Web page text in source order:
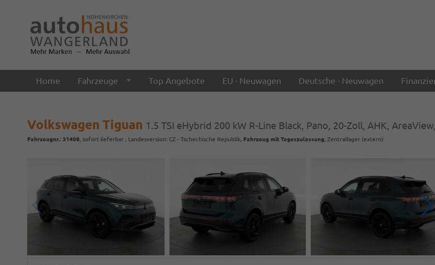
Home Fahrzeuge Top Angebote EU - Neuwagen Deutsche - Neuwagen
Volkswagen Tiguan 1.5 TSI eHybrid 200 kW R-Line Black, Pano, 20-Zoll, AHK,
Fahrzeugnr.: 31408, sofort lieferbar , Landesversion: CZ - Tschechische Republik, Fahrzeug mit Tageszulassung, Zentrallager (extern)